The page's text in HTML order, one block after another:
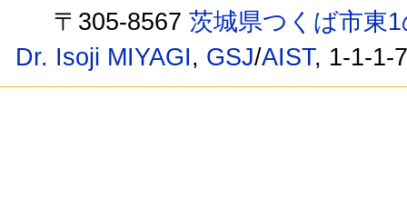
〒305-8567茨城県つくば市東
Dr. Isoji MIYAGI, GSJ/AIST, 1-1-1-